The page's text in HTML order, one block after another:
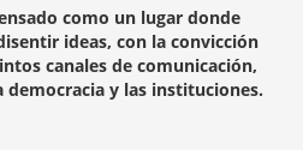
como un lugar donde
ideas, con la convicción
canales de comunicación,
y las instituciones.